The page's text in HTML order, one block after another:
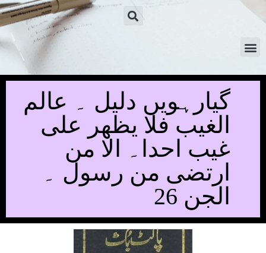
گیارہویں دلیل ۔ عالم
الغيب فلا يظهر على
غيب احدا۔ الا من
ارتضى من رسول ۔
الجن 26